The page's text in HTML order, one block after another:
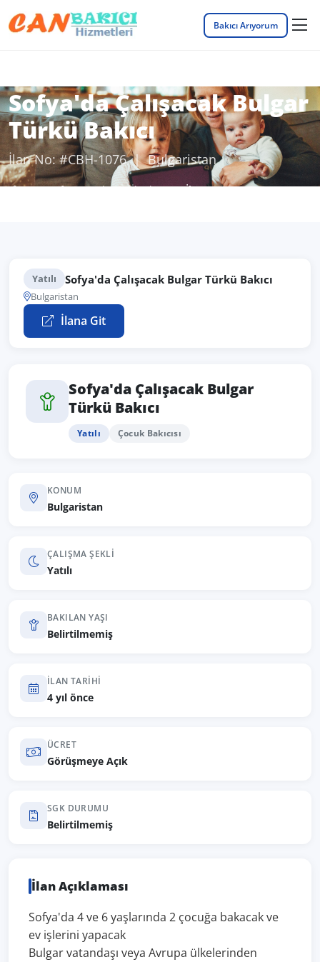
Bakıcı Arıyorum
Sofya'da Çalışacak Bulgar
Türkü Bakıcı
İlan No: #CBH-1076 | Bulgaristan
Anasayfa Bakıcı İş İlanları İlan Detayı
Yatılı Sofya'da Çalışacak Bulgar Türkü Bakıcı
Bulgaristan
İlana Git
Sofya'da Çalışacak Bulgar
Türkü Bakıcı
Yatılı Çocuk Bakıcısı
KONUM
Bulgaristan
ÇALIŞMA ŞEKLI
Yatılı
BAKILAN YAŞI
Belirtilmemiş
İLAN TARIHI
4 yıl önce
ÜCRET
Görüşmeye Açık
SGK DURUMU
Belirtilmemiş
İlan Açıklaması
Sofya'da 4 ve 6 yaşlarında 2 çocuğa bakacak ve
ev işlerini yapacak
Bulgar vatandaşı veya Avrupa ülkelerinden